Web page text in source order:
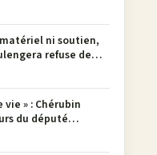
ni soutien,
refuse de
» : Chérubin
du député
en 137